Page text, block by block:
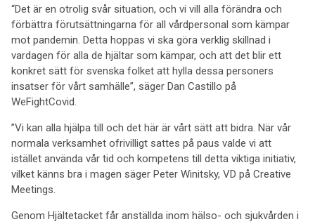
“Det är en otrolig svår situation, och vi vill alla förändra och
förbättra förutsättningarna för all vårdpersonal som kämpar
mot pandemin. Detta hoppas vi ska göra verklig skillnad i
vardagen för alla de hjältar som kämpar, och att det blir ett
konkret sätt för svenska folket att hylla dessa personers
insatser för vårt samhälle”, säger Dan Castillo på
WeFightCovid.
”Vi kan alla hjälpa till och det här är vårt sätt att bidra. När vår
normala verksamhet ofrivilligt sattes på paus valde vi att
istället använda vår tid och kompetens till detta viktiga initiativ,
vilket känns bra i magen säger Peter Winitsky, VD på Creative
Meetings.
Genom Hjältetacket får anställda inom hälso- och sjukvården i